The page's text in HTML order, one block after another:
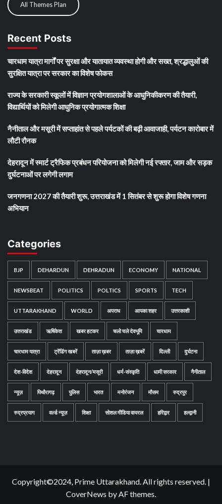
All Themes Plan
Recent Posts
चारधाम यात्रा मार्गों पर सुरक्षा और यातायात व्यवस्था होगी और सख्त, श्रद्धालुओं की
सुरक्षित यात्रा पर सरकार का विशेष फोकस
राज्य के सरकारी स्कूलों में विज्ञान प्रयोगशालाओं के आधुनिकीकरण की तैयारी,
विद्यार्थियों को मिलेगी आधुनिक प्रयोगात्मक शिक्षा
नैनीताल और मसूरी में सप्ताहांत से पहले पर्यटकों की बढ़ी आवाजाही, पर्यटन कारोबार में
लौटी रौनक
देहरादून में स्मार्ट ट्रैफिक प्रबंधन परियोजना को मिलेगी नई रफ्तार, जाम और सड़क
दुर्घटनाओं पर लगेगी लगाम
जनगणना 2027 की तैयारी शुरू, उत्तराखंड में 1 सितंबर से शुरू होगा विशेष गणना
अभियान
Categories
BJP DEHARDUN DEHRADUN ECONOMY NATIONAL
NEWSBEAT POLITICS POLTICS SPORTS TECH
UTTARAKHAND WORLD अपराध आपका शहर उत्तरकाशी
उत्तराखंड ऋषिकेश खबर हटकर चलो चले देवभूमि चारधाम
चारधाम यात्रा ट्रेंडिंग खबरें ताज़ा ख़बर ताज़ा ख़बरें दिल्ली दुर्घटना
देश-विदेश देहरादून देहरादून/मसूरी धर्म-संस्कृति धामी सरकार नैनीताल
न्यूज़ पिथौरागढ़ पुलिस भारत मनोरंजन मौसम रुद्रपुर
रुद्रप्रयाग वर्ल्ड न्यूज़ शिक्षा सोशल मीडिया वायरल हरिद्वार हल्द्वानी
Copyright©2024, Prime Uttarakhand. All rights reserved. |
CoverNews by AF themes.